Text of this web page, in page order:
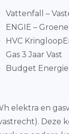
Vattenfall –
ENGIE –
HVC
Gas 3 Jaar Vast
Budget Energie
elektra en
Deze